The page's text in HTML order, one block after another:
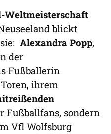
Weltmeisterschaft
blickt
Alexandra Popp,
der
Fußballerin
ihrem
Fußballfans, sondern
Vfl Wolfsburg